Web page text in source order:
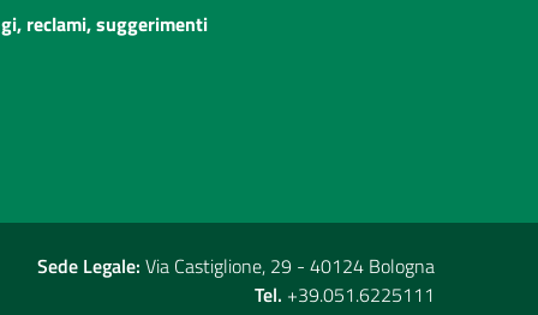
reclami, suggerimenti
Sede Legale: Via Castiglione, 29 - 40124 Bologna
Tel. +39.051.6225111